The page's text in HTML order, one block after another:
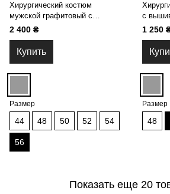
Хирургический костюм
мужской графитовый с
классическими брюками 14-02
2 400 ₴
Купить
Размер
44 48 50 52 54
56
с
1 250
Размер
48
Показать еще 20